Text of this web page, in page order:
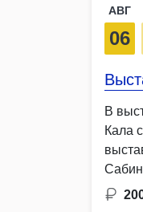
АВГ
06
В
Кала